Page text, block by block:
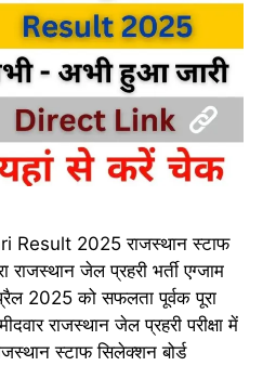
Result 2025 राजस्थान स्टाफ
राजस्थान जेल प्रहरी भर्ती एग्जाम
2025 को सफलता पूर्वक पूरा
राजस्थान जेल प्रहरी परीक्षा में
स्टाफ सिलेक्शन बोर्ड